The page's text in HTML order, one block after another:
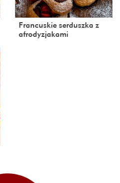
Francuskie serduszka z
afrodyzjakami